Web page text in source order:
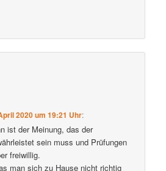
2020 um 19:21 Uhr:
ist der Meinung, das der
sein muss und Prüfungen
freiwillig.
man sich zu Hause nicht richtig